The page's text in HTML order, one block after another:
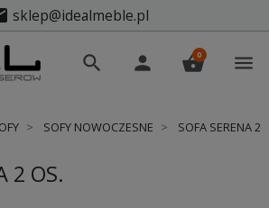
sklep@idealmeble.pl
search person shopping_basket
0 menu
SOFY NOWOCZESNE SOFA SERENA 2
2 OS.